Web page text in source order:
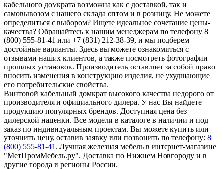
кабельного домкрата возможна как с доставкой, так и
самовывозом с нашего склада оптом и в розницу. Не можете
определиться с выбором? Ищете идеальное сочетание цены-
качества? Обращайтесь к нашим менеджерам по телефону 8
(800) 555-81-41 или +7 (831) 212-38-39, и мы подберем
достойные варианты. Здесь вы можете ознакомиться с
отзывами наших клиентов, а также посмотреть фотографии
прошлых установок. Производитель оставляет за собой право
вносить изменения в конструкцию изделия, не ухудшающие
его потребительские свойства.
Винтовой кабельный домкрат высокого качества недорого от
производителя и официального дилера. У нас Вы найдете
продукцию популярных брендов. Доступная цена без
дилерской наценки. Все модели в каталоге в наличии и под
заказ по индивидуальным проектам. Вы можете купить или
уточнить цену, оставив заявку или позвонить по телефону: 8
(800) 555-81-41 . Лучшая железная мебель в интернет-магазине
"МетПромМебель.ру". Доставка по Нижнем Новгороду и в
другие города и регионы России.